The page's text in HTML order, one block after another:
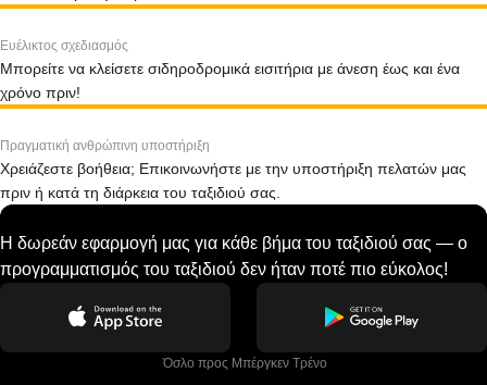
Ευέλικτος σχεδιασμός
Μπορείτε να κλείσετε σιδηροδρομικά εισιτήρια με άνεση έως και ένα
χρόνο πριν!
Πραγματική ανθρώπινη υποστήριξη
Χρειάζεστε βοήθεια; Επικοινωνήστε με την υποστήριξη πελατών μας
πριν ή κατά τη διάρκεια του ταξιδιού σας.
Η δωρεάν εφαρμογή μας για κάθε βήμα του ταξιδιού σας — ο
προγραμματισμός του ταξιδιού δεν ήταν ποτέ πιο εύκολος!
Όσλο προς Μπέργκεν Tρένο